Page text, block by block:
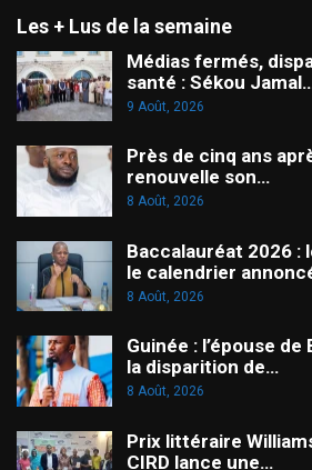
Les + Lus de la semaine
Médias fermés,
santé : Sékou
9 Août, 2026
Près de cinq ans
renouvelle son…
8 Août, 2026
Baccalauréat 2026 :
le calendrier
8 Août, 2026
Guinée : l’épouse
la disparition de…
8 Août, 2026
Prix littéraire
CIRD lance une…